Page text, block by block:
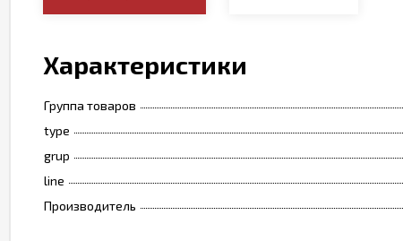
Характеристики
Группа товаров
type
grup
line
Производитель